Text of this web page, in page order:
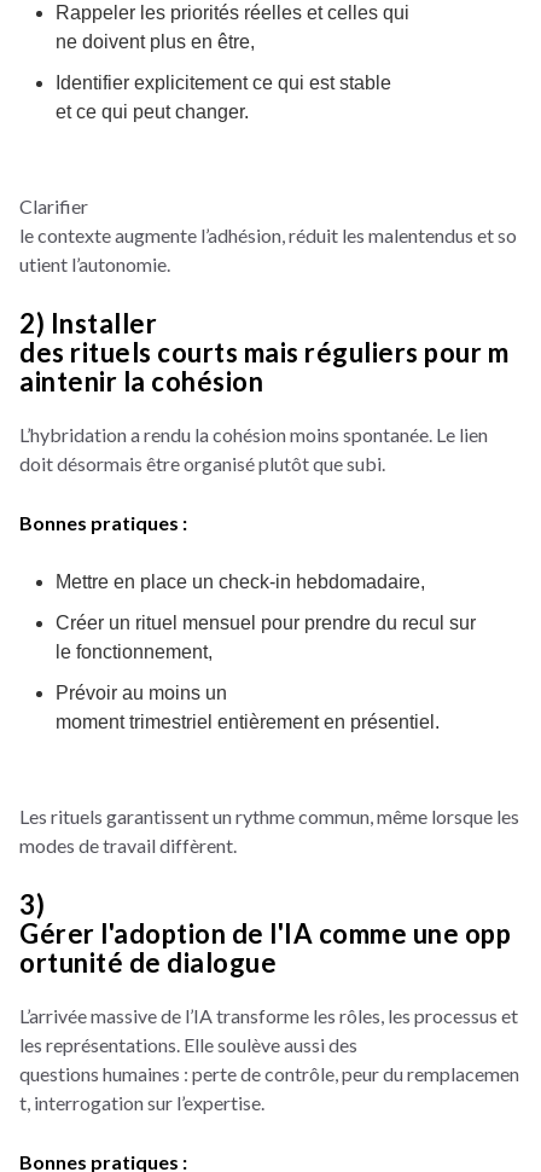
Rappeler les priorités réelles et celles qui
ne doivent plus en être,
Identifier explicitement ce qui est stable
et ce qui peut changer.
Clarifier
le contexte augmente l’adhésion, réduit les malentendus et so
utient l’autonomie.
2) Installer
des rituels courts mais réguliers pour m
aintenir la cohésion
L’hybridation a rendu la cohésion moins spontanée. Le lien
doit désormais être organisé plutôt que subi.
Bonnes pratiques :
Mettre en place un check-in hebdomadaire,
Créer un rituel mensuel pour prendre du recul sur
le fonctionnement,
Prévoir au moins un
moment trimestriel entièrement en présentiel.
Les rituels garantissent un rythme commun, même lorsque les
modes de travail diffèrent.
3)
Gérer l'adoption de l'IA comme une opp
ortunité de dialogue
L’arrivée massive de l’IA transforme les rôles, les processus et
les représentations. Elle soulève aussi des
questions humaines : perte de contrôle, peur du remplacemen
t, interrogation sur l’expertise.
Bonnes pratiques :